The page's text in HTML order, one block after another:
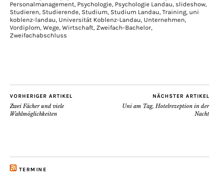
Personalmanagement, Psychologie, Psychologie Landau, slideshow,
Studieren, Studierende, Studium, Studium Landau, Training, uni
koblenz-landau, Universität Koblenz-Landau, Unternehmen,
Vordiplom, Wege, Wirtschaft, Zweifach-Bachelor,
Zweifachabschluss
VORHERIGER ARTIKEL
Zwei Fächer und viele
Wahlmöglichkeiten
NÄCHSTER ARTIKEL
Uni am Tag, Hotelrezeption in der
Nacht
TERMINE